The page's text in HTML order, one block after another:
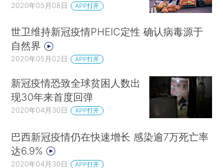
2020年05月08日 APP打开
世卫维持新冠疫情PHEIC定性 确认病毒源于
自然界
2020年05月02日 APP打开
新冠疫情恐致全球贫困人数出
现30年来首度回弹
2020年04月30日 APP打开
巴西新冠疫情仍在快速增长 感染逾7万死亡率
达6.9%
2020年04月30日 APP打开